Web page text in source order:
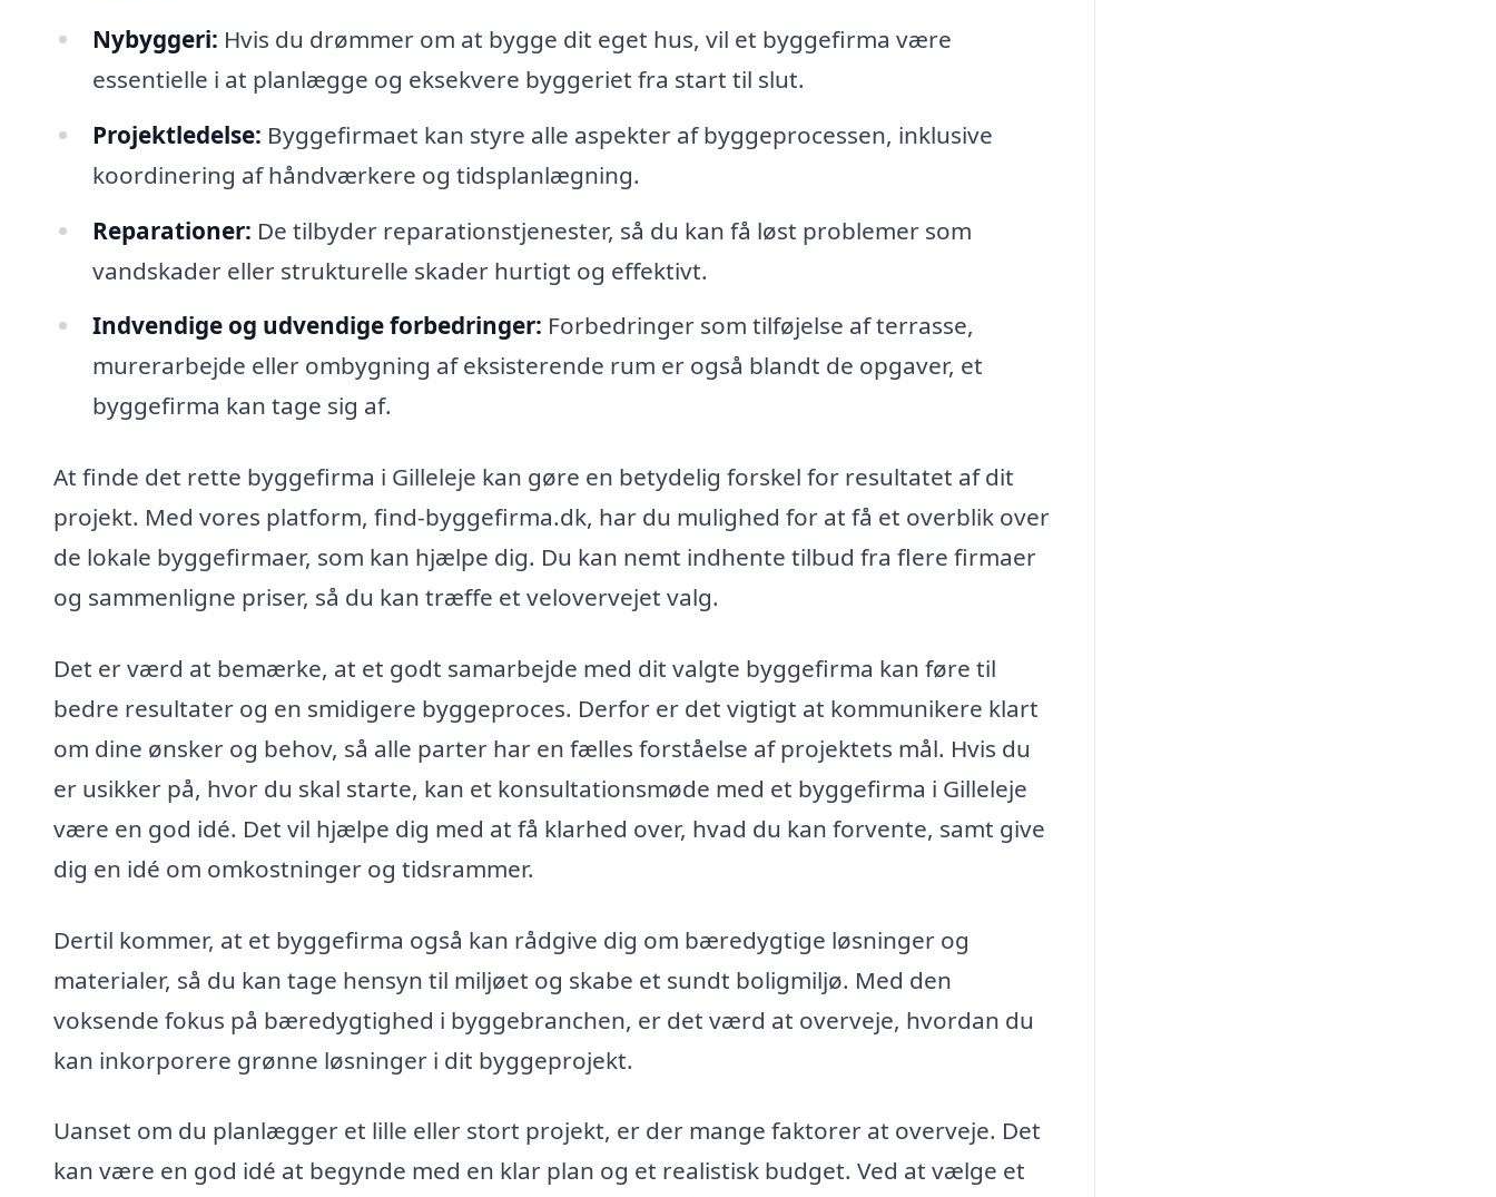
Nybyggeri: Hvis du drømmer om at bygge dit eget hus, vil et byggefirma være
essentielle i at planlægge og eksekvere byggeriet fra start til slut.
Projektledelse: Byggefirmaet kan styre alle aspekter af byggeprocessen, inklusive
koordinering af håndværkere og tidsplanlægning.
Reparationer: De tilbyder reparationstjenester, så du kan få løst problemer som
vandskader eller strukturelle skader hurtigt og effektivt.
Indvendige og udvendige forbedringer: Forbedringer som tilføjelse af terrasse,
murerarbejde eller ombygning af eksisterende rum er også blandt de opgaver, et
byggefirma kan tage sig af.
At finde det rette byggefirma i Gilleleje kan gøre en betydelig forskel for resultatet af dit
projekt. Med vores platform, find-byggefirma.dk, har du mulighed for at få et overblik over
de lokale byggefirmaer, som kan hjælpe dig. Du kan nemt indhente tilbud fra flere firmaer
og sammenligne priser, så du kan træffe et velovervejet valg.
Det er værd at bemærke, at et godt samarbejde med dit valgte byggefirma kan føre til
bedre resultater og en smidigere byggeproces. Derfor er det vigtigt at kommunikere klart
om dine ønsker og behov, så alle parter har en fælles forståelse af projektets mål. Hvis du
er usikker på, hvor du skal starte, kan et konsultationsmøde med et byggefirma i Gilleleje
være en god idé. Det vil hjælpe dig med at få klarhed over, hvad du kan forvente, samt give
dig en idé om omkostninger og tidsrammer.
Dertil kommer, at et byggefirma også kan rådgive dig om bæredygtige løsninger og
materialer, så du kan tage hensyn til miljøet og skabe et sundt boligmiljø. Med den
voksende fokus på bæredygtighed i byggebranchen, er det værd at overveje, hvordan du
kan inkorporere grønne løsninger i dit byggeprojekt.
Uanset om du planlægger et lille eller stort projekt, er der mange faktorer at overveje. Det
kan være en god idé at begynde med en klar plan og et realistisk budget. Ved at vælge et